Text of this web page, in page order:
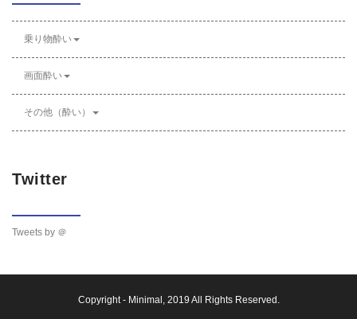
乗り物酔い
画面酔い
その他（酔い）
Twitter
Tweets by ＠
Copyright - Minimal , 2019 All Rights Reserved.